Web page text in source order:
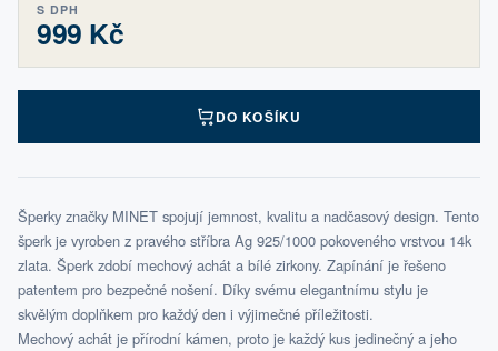
S DPH
999 Kč
DO KOŠÍKU
Šperky značky MINET spojují jemnost, kvalitu a nadčasový design. Tento
šperk je vyroben z pravého stříbra Ag 925/1000 pokoveného vrstvou 14k
zlata. Šperk zdobí mechový achát a bílé zirkony. Zapínání je řešeno
patentem pro bezpečné nošení. Díky svému elegantnímu stylu je
skvělým doplňkem pro každý den i výjimečné příležitosti.
Mechový achát je přírodní kámen, proto je každý kus jedinečný a jeho